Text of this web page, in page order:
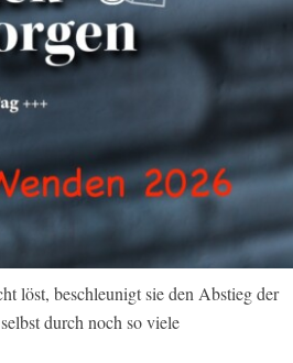
löst, beschleunigt sie den Abstieg der
durch noch so viele